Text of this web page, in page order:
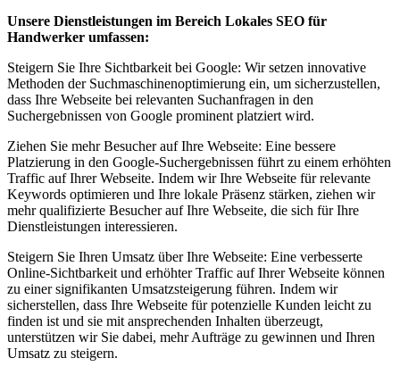
Unsere Dienstleistungen im Bereich Lokales SEO für
Handwerker umfassen:
Steigern Sie Ihre Sichtbarkeit bei Google: Wir setzen innovative
Methoden der Suchmaschinenoptimierung ein, um sicherzustellen,
dass Ihre Webseite bei relevanten Suchanfragen in den
Suchergebnissen von Google prominent platziert wird.
Ziehen Sie mehr Besucher auf Ihre Webseite: Eine bessere
Platzierung in den Google-Suchergebnissen führt zu einem erhöhten
Traffic auf Ihrer Webseite. Indem wir Ihre Webseite für relevante
Keywords optimieren und Ihre lokale Präsenz stärken, ziehen wir
mehr qualifizierte Besucher auf Ihre Webseite, die sich für Ihre
Dienstleistungen interessieren.
Steigern Sie Ihren Umsatz über Ihre Webseite: Eine verbesserte
Online-Sichtbarkeit und erhöhter Traffic auf Ihrer Webseite können
zu einer signifikanten Umsatzsteigerung führen. Indem wir
sicherstellen, dass Ihre Webseite für potenzielle Kunden leicht zu
finden ist und sie mit ansprechenden Inhalten überzeugt,
unterstützen wir Sie dabei, mehr Aufträge zu gewinnen und Ihren
Umsatz zu steigern.